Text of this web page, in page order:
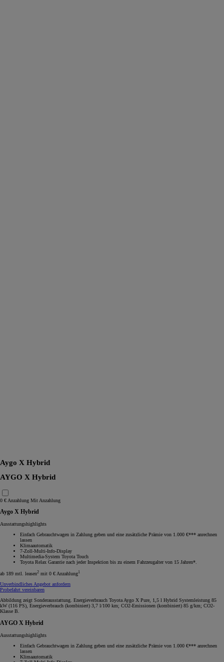
Aygo X Hybrid
AYGO X Hybrid
0 € Anzahlung Mit Anzahlung
Aygo X Hybrid
Ausstattungshighlights
Einfach Gebrauchtwagen in Zahlung geben und eine zusätzliche Prämie von 1.000 €*** anrechnen
lassen
Klimaautomatik
7-Zoll-Multi-Info-Display
Multimedia-System Toyota Touch
Toyota Relax Garantie nach jeder Inspektion bis zu einem Fahrzeugalter von 15 Jahren*.
ab 189 mtl. leasen2 mit 0 € Anzahlung1
Unverbindliches Angebot anfordern
Probefahrt vereinbaren
Abbildung zeigt Sonderausstattung. Energieverbrauch Toyota Aygo X Pure, 1,5 l Hybrid Systemleistung 85
kW (116 PS), Energieverbrauch (kombiniert) 3,7 l/100 km; CO2-Emissionen (kombiniert) 85 g/km; CO2-
Klasse B.
AYGO X Hybrid
Ausstattungshighlights
Einfach Gebrauchtwagen in Zahlung geben und eine zusätzliche Prämie von 1.000 €*** anrechnen
lassen
Klimaautomatik